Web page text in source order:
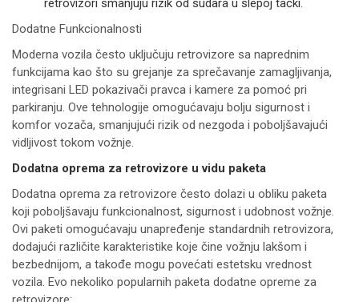
Dodatne Funkcionalnosti
Moderna vozila često uključuju retrovizore sa naprednim
funkcijama kao što su grejanje za sprečavanje zamagljivanja,
integrisani LED pokazivači pravca i kamere za pomoć pri
parkiranju. Ove tehnologije omogućavaju bolju sigurnost i
komfor vozača, smanjujući rizik od nezgoda i poboljšavajući
vidljivost tokom vožnje.
Dodatna oprema za retrovizore u vidu paketa
Dodatna oprema za retrovizore često dolazi u obliku paketa
koji poboljšavaju funkcionalnost, sigurnost i udobnost vožnje.
Ovi paketi omogućavaju unapređenje standardnih retrovizora,
dodajući različite karakteristike koje čine vožnju lakšom i
bezbednijom, a takođe mogu povećati estetsku vrednost
vozila. Evo nekoliko popularnih paketa dodatne opreme za